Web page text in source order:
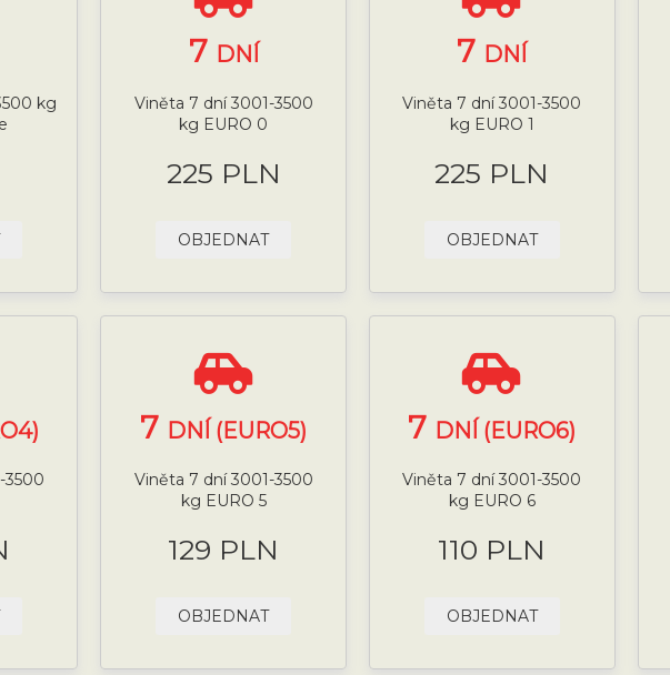
kg
7 DNÍ
Viněta 7 dní 3001-3500
kg EURO 0
225 PLN
OBJEDNAT
7 DNÍ
Viněta 7 dní 3001-3500
kg EURO 1
225 PLN
OBJEDNAT
3500
7 DNÍ (EURO5)
Viněta 7 dní 3001-3500
kg EURO 5
129 PLN
OBJEDNAT
7 DNÍ (EURO6)
Viněta 7 dní 3001-3500
kg EURO 6
110 PLN
OBJEDNAT